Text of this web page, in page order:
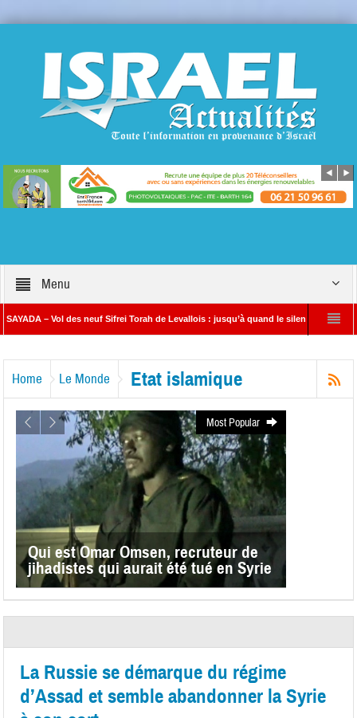
Menu
– Vol des neuf Sifrei Torah de Levallois : jusqu’à quand le silence ? Que s’est-il
Home Le Monde Etat islamique
Most Popular
Qui est Omar Omsen, recruteur de
jihadistes qui aurait été tué en Syrie
La Russie se démarque du régime
d’Assad et semble abandonner la Syrie